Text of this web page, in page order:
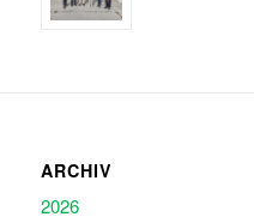
ARCHIV
2026